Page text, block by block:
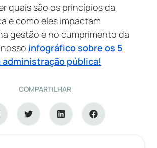
quais são os princípios da
e como eles impactam
gestão e no cumprimento da
infográfico sobre os 5
pública!
COMPARTILHAR